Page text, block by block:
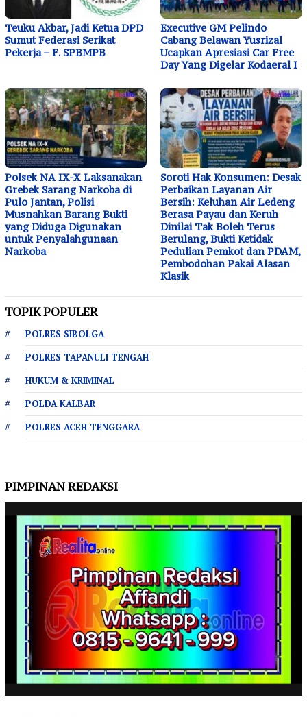
Teuku Akbar, Jadi Ketua DPD
Sumut Federasi Serikat
Pekerja – F. SPBMPB
Executive GM Pelindo
Cabang Belawan Yusrizal
Ucapkan Apresiasi Car Free
Day Yang Digelar Kodaeral I
Polsek NA IX-X Laksanakan
Grebek Sarang Narkoba di
Pulo Jantan, Polisi
Musnahkan Barang Bukti
yang Diduga Digunakan
untuk Penyalahgunaan
Narkoba
Soroti Hak Konsumen: Desak
Perbaikan Layanan Air
Bersih: Keluhan Air Ledeng
Berasa Payau dan Keruh
Dinilai Tak Boleh Terus
Berulang, Bukti Ketidak
Pedulian Pemkot dan PDAM,
Pembodohan Pakai Alasan
Klasik
TOPIK POPULER
POLRES SIBOLGA
POLRES TAPANULI TENGAH
HUKUM & KRIMINAL
POLDA KALBAR
POLRES ACEH TENGGARA
PIMPINAN REDAKSI